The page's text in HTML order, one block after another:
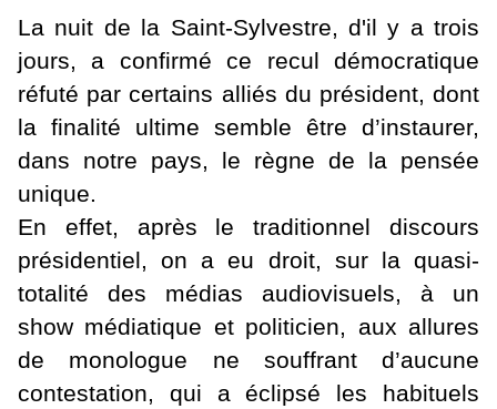
La nuit de la Saint-Sylvestre, d'il y a trois
jours, a confirmé ce recul démocratique
réfuté par certains alliés du président, dont
la finalité ultime semble être d’instaurer,
dans notre pays, le règne de la pensée
unique.
En effet, après le traditionnel discours
présidentiel, on a eu droit, sur la quasi-
totalité des médias audiovisuels, à un
show médiatique et politicien, aux allures
de monologue ne souffrant d’aucune
contestation, qui a éclipsé les habituels